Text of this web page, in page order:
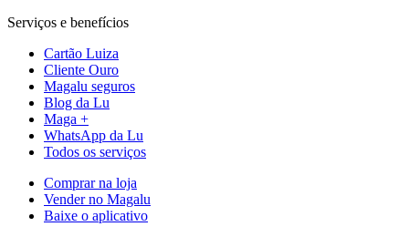
Serviços e benefícios
Cartão Luiza
Cliente Ouro
Magalu seguros
Blog da Lu
Maga +
WhatsApp da Lu
Todos os serviços
Comprar na loja
Vender no Magalu
Baixe o aplicativo